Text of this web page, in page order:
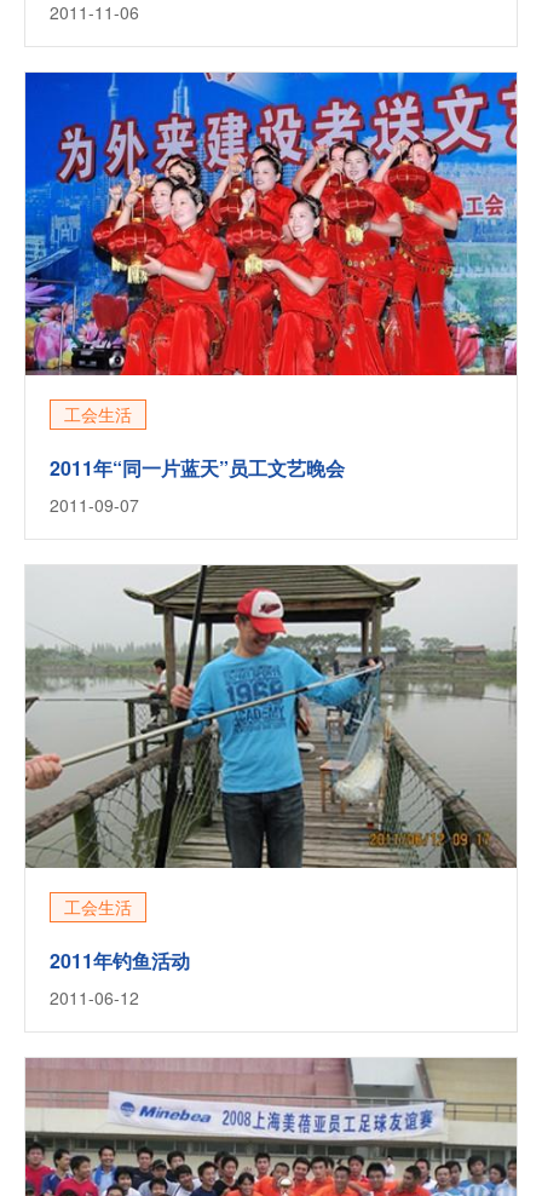
2011-11-06
工会生活
2011年“同一片蓝天”员工文艺晚会
2011-09-07
工会生活
2011年钓鱼活动
2011-06-12